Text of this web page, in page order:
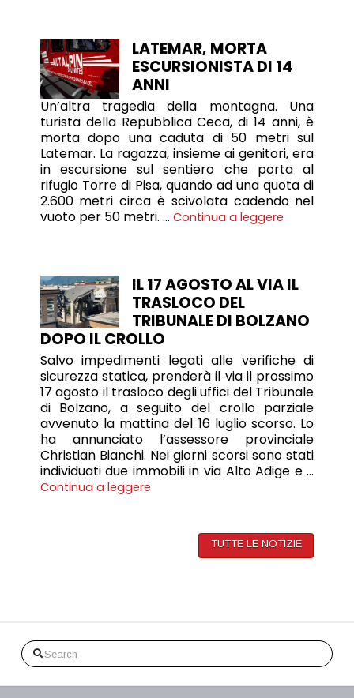
LATEMAR, MORTA
ESCURSIONISTA DI 14
ANNI
Un’altra tragedia della montagna. Una
turista della Repubblica Ceca, di 14 anni, è
morta dopo una caduta di 50 metri sul
Latemar. La ragazza, insieme ai genitori, era
in escursione sul sentiero che porta al
rifugio Torre di Pisa, quando ad una quota di
2.600 metri circa è scivolata cadendo nel
vuoto per 50 metri. … Continua a leggere
IL 17 AGOSTO AL VIA IL
TRASLOCO DEL
TRIBUNALE DI BOLZANO
DOPO IL CROLLO
Salvo impedimenti legati alle verifiche di
sicurezza statica, prenderà il via il prossimo
17 agosto il trasloco degli uffici del Tribunale
di Bolzano, a seguito del crollo parziale
avvenuto la mattina del 16 luglio scorso. Lo
ha annunciato l’assessore provinciale
Christian Bianchi. Nei giorni scorsi sono stati
individuati due immobili in via Alto Adige e …
Continua a leggere
TUTTE LE NOTIZIE
Search